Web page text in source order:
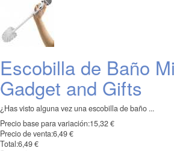
Escobilla de Baño
Gadget and Gifts
¿Has visto alguna vez una escobilla de baño ...
Precio base para variación:15,32 €
Precio de venta:6,49 €
Total:6,49 €